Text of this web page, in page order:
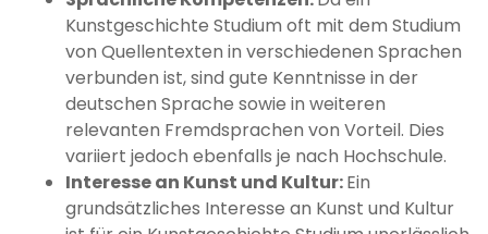
Kunstgeschichte Studium oft mit dem Studium
von Quellentexten in verschiedenen Sprachen
verbunden ist, sind gute Kenntnisse in der
deutschen Sprache sowie in weiteren
relevanten Fremdsprachen von Vorteil. Dies
variiert jedoch ebenfalls je nach Hochschule.
Interesse an Kunst und Kultur:Ein
grundsätzliches Interesse an Kunst und Kultur